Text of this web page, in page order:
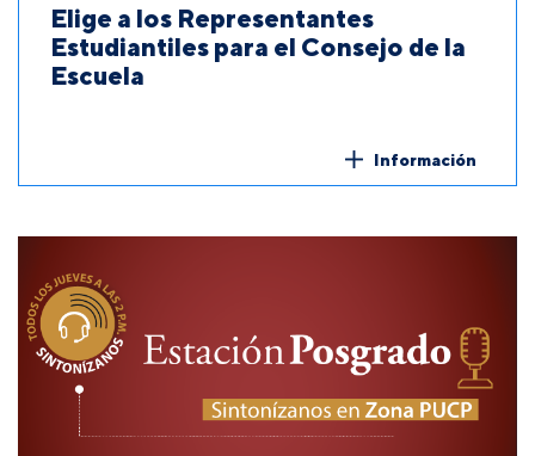
Elige a los Representantes
Estudiantiles para el Consejo de la
Escuela
Información